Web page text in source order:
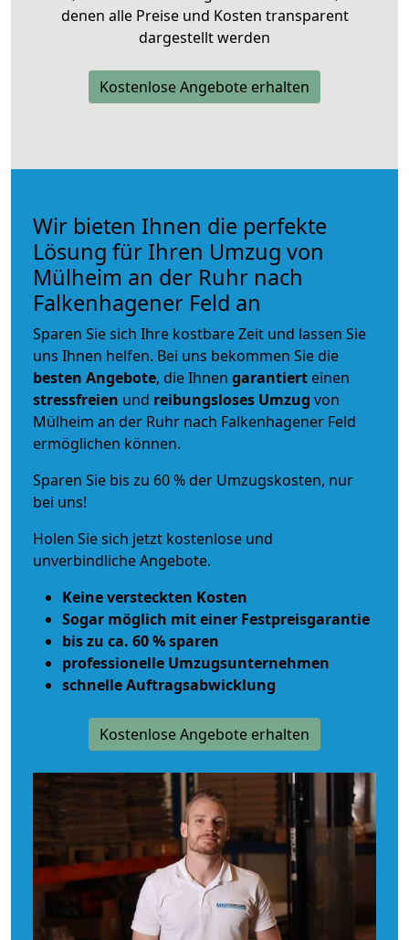
denen alle Preise und Kosten transparent
dargestellt werden
Kostenlose Angebote erhalten
Wir bieten Ihnen die perfekte
Lösung für Ihren Umzug von
Mülheim an der Ruhr nach
Falkenhagener Feld an
Sparen Sie sich Ihre kostbare Zeit und lassen Sie
uns Ihnen helfen. Bei uns bekommen Sie die
besten Angebote, die Ihnen garantiert einen
stressfreien und reibungsloses Umzug von
Mülheim an der Ruhr nach Falkenhagener Feld
ermöglichen können.
Sparen Sie bis zu 60 % der Umzugskosten, nur
bei uns!
Holen Sie sich jetzt kostenlose und
unverbindliche Angebote.
Keine versteckten Kosten
Sogar möglich mit einer Festpreisgarantie
bis zu ca. 60 % sparen
professionelle Umzugsunternehmen
schnelle Auftragsabwicklung
Kostenlose Angebote erhalten